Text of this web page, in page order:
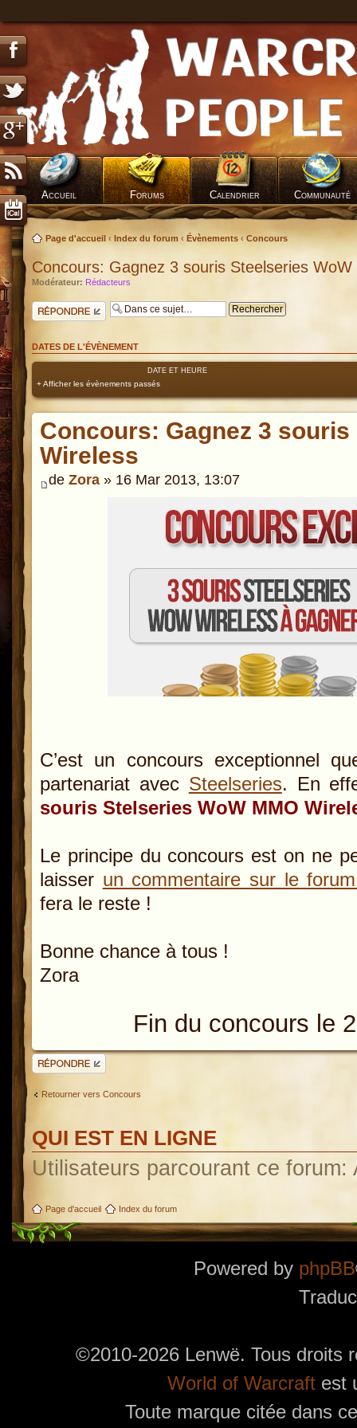
Accueil Forums Calendrier Communauté
Page d'accueil ‹ Index du forum ‹ Évènements ‹ Concours
Concours: Gagnez 3 souris Steelseries WoW
Modérateur: Rédacteurs
Répondre
DATES DE L'ÉVÈNEMENT
DATE ET HEURE
+ Afficher les évènements passés
Concours: Gagnez 3 souris
Wireless
de Zora » 16 Mar 2013, 13:07
C’est un concours exceptionnel
partenariat avec Steelseries. En
souris Stelseries WoW MMO
Le principe du concours est on ne
laisser un commentaire sur le
fera le reste !
Bonne chance à tous !
Zora
Fin du concours le
Répondre
Retourner vers Concours
QUI EST EN LIGNE
Utilisateurs parcourant ce
Page d'accueil Index du forum
Powered by phpBB
©2010-2026 Lenwë. Tous droits
World of Warcraftest
Toute marque citée dans